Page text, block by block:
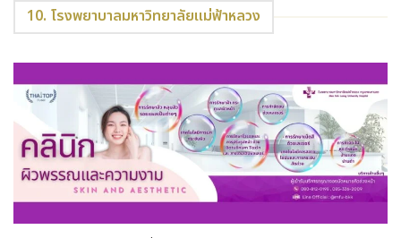
10. โรงพยาบาลมหาวิทยาลัยแม่ฟ้าหลวง